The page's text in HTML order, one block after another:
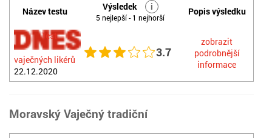
Název testu Výsledek i
5 nejlepší - 1 nejhorší
Popis výsledku
Test
vaječných likérů
22.12.2020
3.7
zobrazit
podrobnější
informace
Moravský Vaječný tradiční